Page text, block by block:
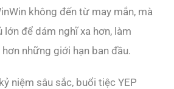
không đến từ may mắn, mà
để dám nghĩ xa hơn, làm
hơn những giới hạn ban đầu.
niệm sâu sắc, buổi tiệc YEP